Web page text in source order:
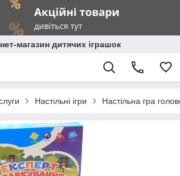
магазин дитячих іграшок
Настільні ігри Настільна гра